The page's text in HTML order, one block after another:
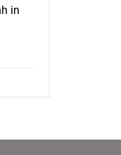
in